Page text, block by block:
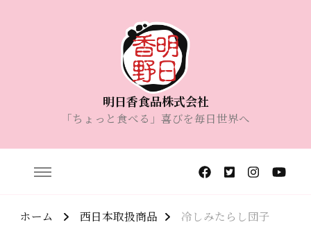
明日香食品株式会社
「ちょっと食べる」喜びを毎日世界へ
ホーム 西日本取扱商品 冷しみたらし団子